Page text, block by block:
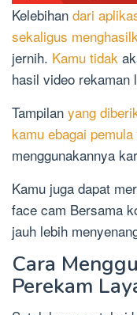
Kelebihan dari
sekaligus
jernih. Kamu tidak
hasil video rekaman
Tampilan yang
kamu ebagai
menggunakannya
Kamu juga dapat
face cam Bersama
jauh lebih
Cara
Perekam